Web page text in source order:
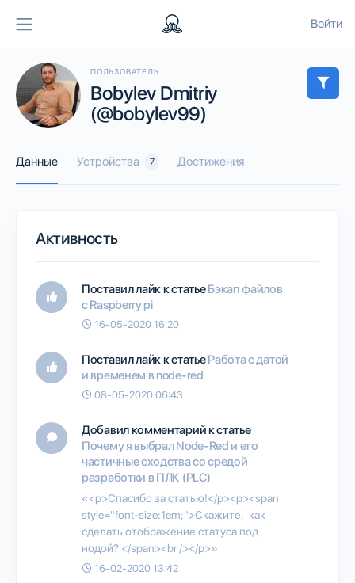
Войти
ПОЛЬЗОВАТЕЛЬ
Bobylev Dmitriy
(@bobylev99)
Данные Устройства 7 Достижения
Активность
Поставил лайк к статьеБэкап файлов
с Raspberry pi
16-05-2020 16:20
Поставил лайк к статьеРабота с датой
и временем в node-red
08-05-2020 06:43
Добавил комментарий к статье
Почему я выбрал Node-Red и его
частичные сходства со средой
разработки в ПЛК (PLC)
«<p>Спасибо за статью!</p><p><span
style="font-size:1em;">Скажите, как
сделать отображение статуса под
нодой? </span><br /></p>»
16-02-2020 13:42